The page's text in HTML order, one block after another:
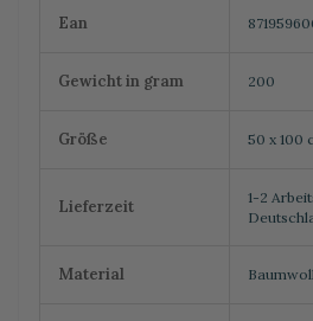
Ean
Gewicht in gram 200
Größe 50 x 100
Lieferzeit
1-2
Material